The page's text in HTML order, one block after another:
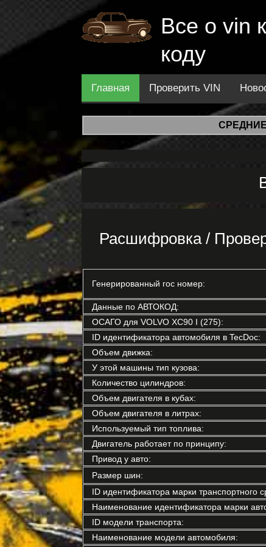
Все о vin
коду
Главная Проверить VIN
Расшифровка /
Генерированный гос номер:
Данные по АВТОКОД:
ОСАГО для VOLVO XC90 I (275):
ID идентификатора автомобиля в TecDoc:
Объем движка:
У этой машины тип кузова:
Количество цилиндров:
Объем двигателя в кубах:
Объем двигателя в литрах:
Используемый тип топлива:
Двигатель работает по принципу:
Привод у авто:
Размер шин:
ID идентификатора марки транспортного
Наименование идентификатора марки
ID модели транспорта:
Наименование модели автомобиля: